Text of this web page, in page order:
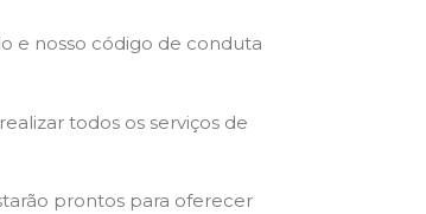
e nosso código de conduta
todos os serviços de
prontos para oferecer